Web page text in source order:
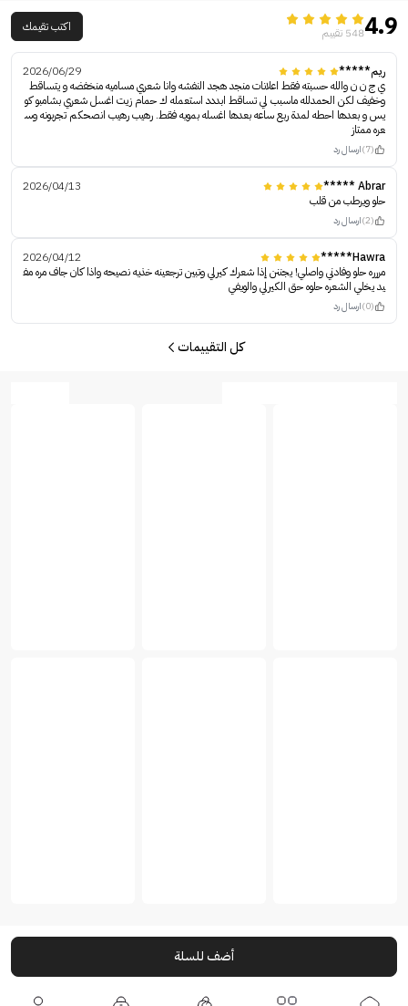
4.9548 تقييم اكتب تقيمك
ريم*****
2026/06/29
ي ج ن ن والله حسبته فقط اعلانات منجد هجد النفشه وانا شعري مساميه منخفضه و يتساقط
وخفيف لكن الحمدلله ماسبب لي تساقط ابددد استعمله ك حمام زيت اغسل شعري بشامبو كو
يس و بعدها احطه لمدة ربع ساعه بعدها اغسله بمويه فقط. رهيب رهيب انصحكم تجربونه وس
عره ممتاز
(7) ارسال رد
Abrar *****
2026/04/13
حلو ويرطب من قلب
(2) ارسال رد
Hawra*****
2026/04/12
مررره حلو وفادني واصلي! يجننن إذا شعرك كيرلي وتبين ترجعينه خذيه نصيحه واذا كان جاف مره مف
يد يخلي الشعره حلوه حق الكيرلي والويفي
(0) ارسال رد
كل التقييمات
أضف للسلة